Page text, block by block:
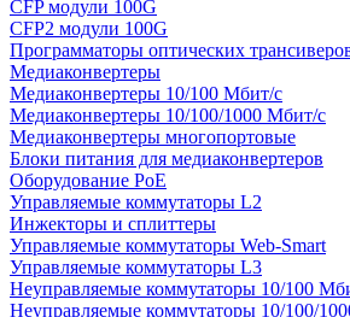
CFP модули 100G
CFP2 модули 100G
Программаторы оптических
Медиаконвертеры
Медиаконвертеры 10/100 Мбит/с
Медиаконвертеры 10/100/1000 Мбит/c
Медиаконвертеры многопортовые
Блоки питания для медиаконвертеров
Оборудование PoE
Управляемые коммутаторы L2
Инжекторы и сплиттеры
Управляемые коммутаторы Web-Smart
Управляемые коммутаторы L3
Неуправляемые коммутаторы 10/100
Неуправляемые коммутаторы 10/100/